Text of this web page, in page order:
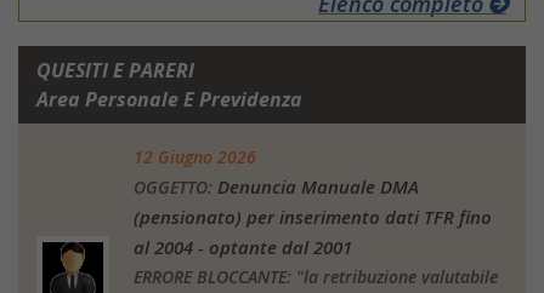
QUESITI E PARERI
Area Personale E Previdenza
12 Giugno 2026
OGGETTO: Denuncia Manuale DMA
(pensionato) per inserimento dati TFR fino
al 2004 - optante dal 2001
ERRORE BLOCCANTE: "la retribuzione valutabile